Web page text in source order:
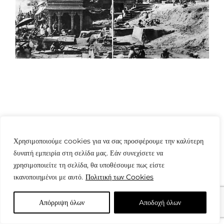
Χρησιμοποιούμε cookies για να σας προσφέρουμε την καλύτερη
δυνατή εμπειρία στη σελίδα μας. Εάν συνεχίσετε να
χρησιμοποιείτε τη σελίδα, θα υποθέσουμε πως είστε
ικανοποιημένοι με αυτό. Πολιτική των Cookies
Απόρριψη όλων Aποδοχή όλων
© Copyright: www.fotografes.gr - Δαμιανός Μωραΐτης